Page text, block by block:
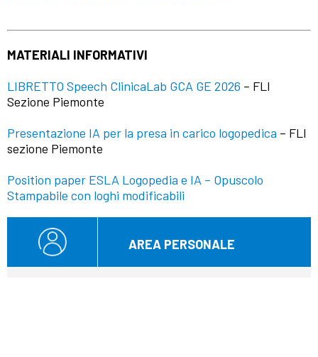
MATERIALI INFORMATIVI
LIBRETTO Speech ClinicaLab GCA GE 2026 – FLI
Sezione Piemonte
Presentazione IA per la presa in carico logopedica – FLI
sezione Piemonte
Position paper ESLA Logopedia e IA – Opuscolo
Stampabile con loghi modificabili
AREA PERSONALE